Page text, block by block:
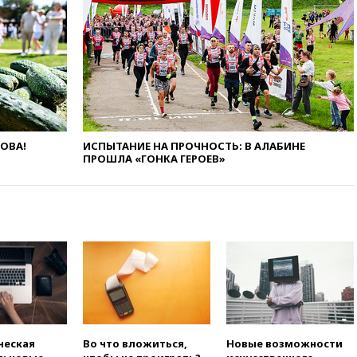
11:58Politico: США
восстановили обмен
разведданными с Украиной
11:58Великобритания
расширила санкции против
России
11:37В Ярославской области
обломки БПЛА упали в
резервуары НПЗ
сокращении товарооборота
России и Армении на две
Президент ФИФА
сохранить пост
ИСПЫТАНИЕ НА ПРОЧНОСТЬ: В АЛАБИНЕ
ПРОШЛА «ГОНКА ГЕРОЕВ»
Во что вложиться,
Новые возможности